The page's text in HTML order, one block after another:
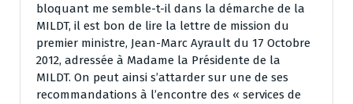
bloquant me semble-t-il dans la démarche de la
MILDT, il est bon de lire la lettre de mission du
premier ministre, Jean-Marc Ayrault du 17 Octobre
2012, adressée à Madame la Présidente de la
MILDT. On peut ainsi s’attarder sur une de ses
recommandations à l’encontre des « services de